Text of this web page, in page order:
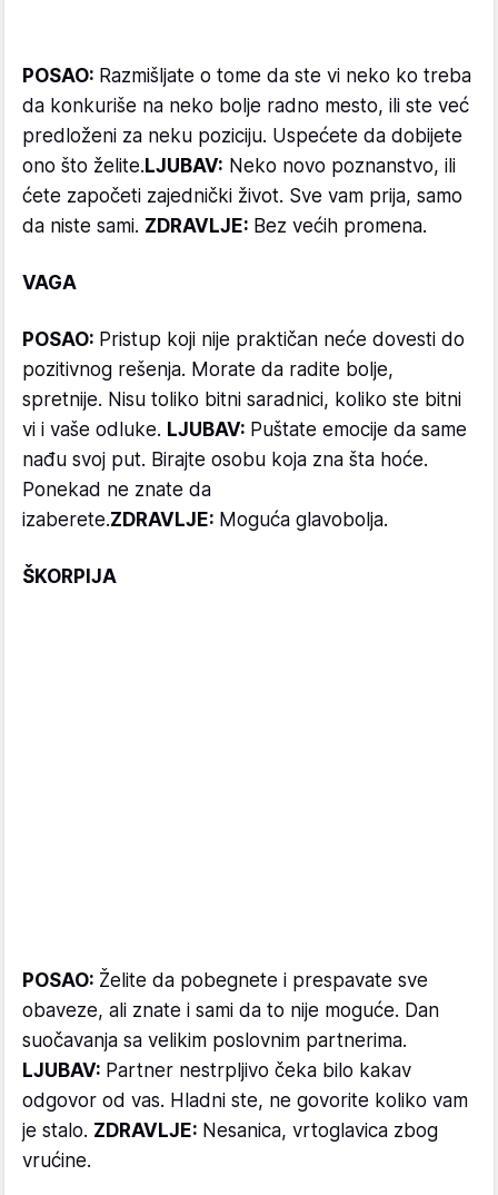
POSAO: Razmišljate o tome da ste vi neko ko treba
da konkuriše na neko bolje radno mesto, ili ste već
predloženi za neku poziciju. Uspećete da dobijete
ono što želite. LJUBAV: Neko novo poznanstvo, ili
ćete započeti zajednički život. Sve vam prija, samo
da niste sami. ZDRAVLJE: Bez većih promena.
VAGA
POSAO: Pristup koji nije praktičan neće dovesti do
pozitivnog rešenja. Morate da radite bolje,
spretnije. Nisu toliko bitni saradnici, koliko ste bitni
vi i vaše odluke. LJUBAV: Puštate emocije da same
nađu svoj put. Birajte osobu koja zna šta hoće.
Ponekad ne znate da
izaberete.ZDRAVLJE: Moguća glavobolja.
ŠKORPIJA
POSAO: Želite da pobegnete i prespavate sve
obaveze, ali znate i sami da to nije moguće. Dan
suočavanja sa velikim poslovnim partnerima.
LJUBAV: Partner nestrpljivo čeka bilo kakav
odgovor od vas. Hladni ste, ne govorite koliko vam
je stalo. ZDRAVLJE: Nesanica, vrtoglavica zbog
vrućine.